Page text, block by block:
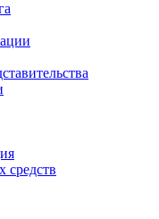
средств